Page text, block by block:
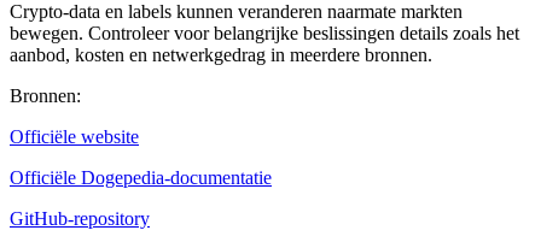
Crypto-data en labels kunnen veranderen naarmate markten
bewegen. Controleer voor belangrijke beslissingen details zoals het
aanbod, kosten en netwerkgedrag in meerdere bronnen.
Bronnen:
Officiële website
Officiële Dogepedia-documentatie
GitHub-repository